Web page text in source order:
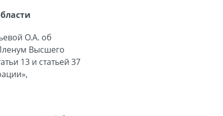
О.А. об
Высшего
13 и статьей 37